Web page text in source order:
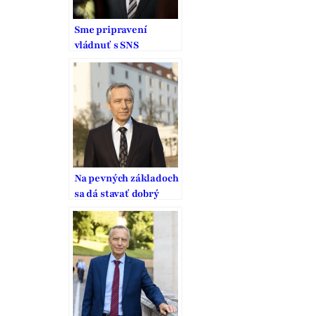
Sme pripravení
vládnuť s SNS
Na pevných základoch
sa dá stavať dobrý
domov